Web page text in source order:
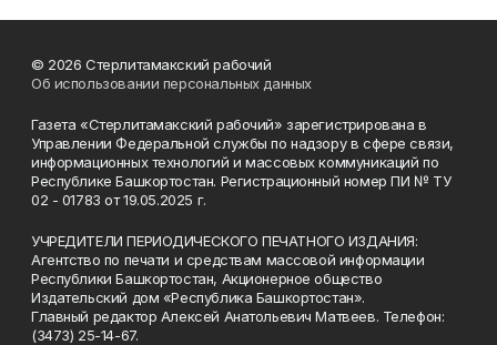
© 2026 Стерлитамакский рабочий
Об использовании персональных данных
Газета «Стерлитамакский рабочий» зарегистрирована в
Управлении Федеральной службы по надзору в сфере связи,
информационных технологий и массовых коммуникаций по
Республике Башкортостан. Регистрационный номер ПИ № ТУ
02 - 01783 от 19.05.2025 г.
УЧРЕДИТЕЛИ ПЕРИОДИЧЕСКОГО ПЕЧАТНОГО ИЗДАНИЯ:
Агентство по печати и средствам массовой информации
Республики Башкортостан, Акционерное общество
Издательский дом «Республика Башкортостан».
Главный редактор Алексей Анатольевич Матвеев. Телефон:
(3473) 25-14-67.